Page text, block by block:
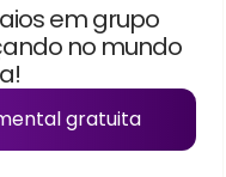
em grupo
no mundo
gratuita